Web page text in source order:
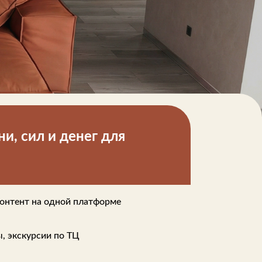
комнаты
Комоды
Тумбы для обуви
Тумбы под ТВ
Электроника и бытовая
техника
Все для геймеров
сил и денег для
на одной платформе
экскурсии по ТЦ